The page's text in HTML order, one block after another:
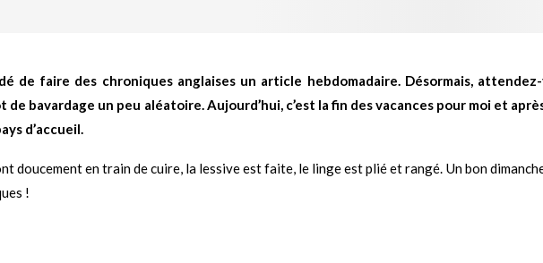
de faire des chroniques anglaises un article hebdomadaire. Désormais,
bavardage un peu aléatoire. Aujourd’hui, c’est la fin des vacances pour moi et
d’accueil.
doucement en train de cuire, la lessive est faite, le linge est plié et rangé. Un bon
!